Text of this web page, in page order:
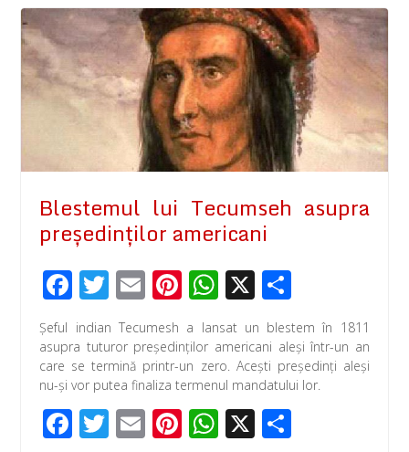
Blestemul lui Tecumseh asupra
preşedinţilor americani
F
ac
e
b
o
o
T
wi
tt
er
E
ail
Pi
nt
er
e
st
W
h
at
s
A
p
X
ar
ta
je
az
Şeful indian Tecumesh a lansat un blestem în 1811
asupra tuturor preşedinţilor americani aleşi într-un an
care se termină printr-un zero. Aceşti preşedinţi aleşi
nu-şi vor putea finaliza termenul mandatului lor.
F T E Pi W X